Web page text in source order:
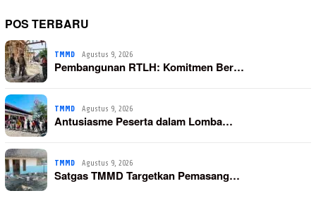
POS TERBARU
TMMD Agustus 9, 2026
Pembangunan RTLH: Komitmen Ber…
TMMD Agustus 9, 2026
Antusiasme Peserta dalam Lomba…
TMMD Agustus 9, 2026
Satgas TMMD Targetkan Pemasang…